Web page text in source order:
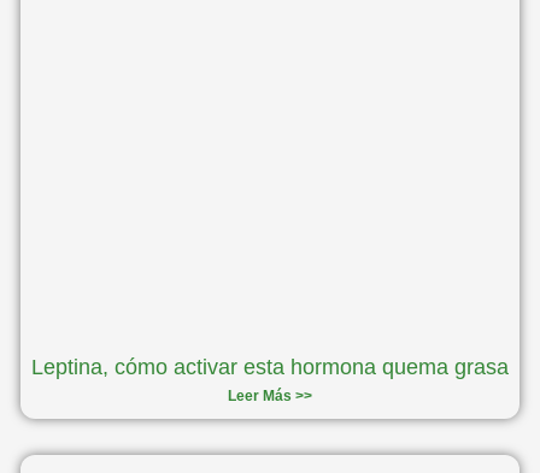
Leptina, cómo activar esta hormona quema grasa
Leer Más >>